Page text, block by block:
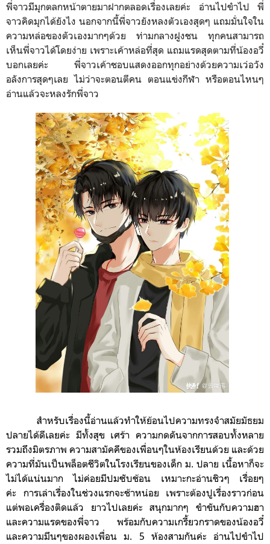
พี่จาวมีมุกตลกหน้าตายมาฝากตลอดเรื่องเลยค่ะ อ่านไปขำไป พี่
จาวคิดมุกได้ยังไง นอกจากนี้พี่จาวยังหลงตัวเองสุดๆ แถมมั่นใจใน
ความหล่อของตัวเองมากๆด้วย ท่ามกลางฝูงชน ทุกคนสามารถ
เห็นพี่จาวได้โดยง่าย เพราะเค้าหล่อที่สุด แถมแรดสุดตามที่น้องอวี๋
บอกเลยค่ะ พี่จาวเค้าชอบแสดงออกทุกอย่างด้วยความเว่อวัง
อลังการสุดๆเลย ไม่ว่าจะตอนตีคน ตอนแข่งกีฬา หรือตอนไหนๆ
อ่านแล้วจะหลงรักพี่จาว
สำหรับเรื่องนี้อ่านแล้วทำให้ย้อนไปความทรงจำสมัยมัธยม
ปลายได้ดีเลยค่ะ มีทั้งสุข เศร้า ความกดดันจากการสอบทั้งหลาย
รวมถึงมิตรภาพ ความสามัคคีของเพื่อนๆในห้องเรียนด้วย และด้วย
ความที่มันเป็นพล็อตชีวิตในโรงเรียนของเด็ก ม. ปลาย เนื้อหาก็จะ
ไม่ได้แน่นมาก ไม่ค่อยมีปมซับช้อน เหมาะกะอ่านชิวๆ เรื่อยๆ
ค่ะ การเล่าเรื่องในช่วงแรกจะช้าหน่อย เพราะต้องปูเรื่องราวก่อน
แต่พอเครื่องติดแล้ว ยาวไปเลยค่ะ สนุกมากๆ ขำขันกับความฮา
และความแรดของพี่จาว พร้อมกับความเกรี้ยวกราดของน้องอวี๋
และความมึนๆของผองเพื่อน ม. 5 ห้องสามกันค่ะ อ่านไปขำไป